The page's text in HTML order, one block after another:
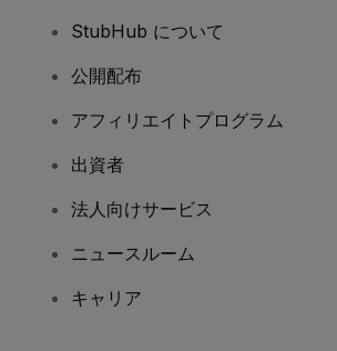
StubHub について
公開配布
アフィリエイトプログラム
出資者
法人向けサービス
ニュースルーム
キャリア